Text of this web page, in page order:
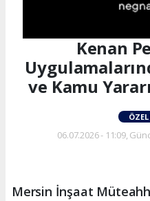
Kenan
ve Kamu
06.07.2026 - 11:09,
Mersin İnşaat